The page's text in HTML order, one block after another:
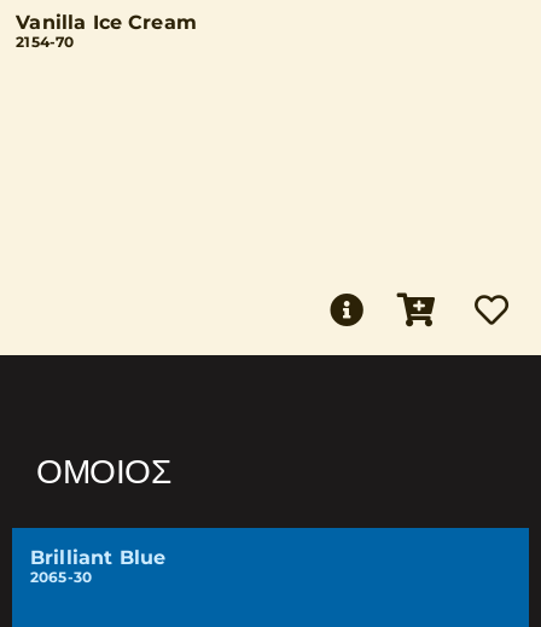
Vanilla Ice Cream
2154-70
ΌΜΟΙΟΣ
Brilliant Blue
2065-30